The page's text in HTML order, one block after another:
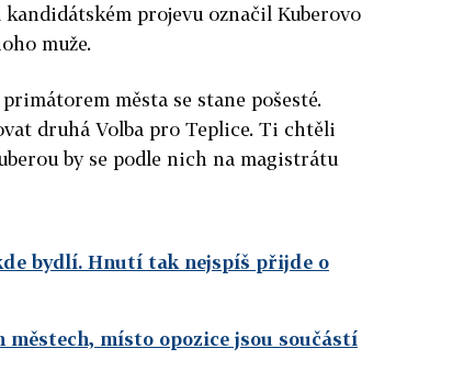
projevu označil Kuberovo
muže.
města se stane pošesté.
druhá Volba pro Teplice. Ti chtěli
by se podle nich na magistrátu
bydlí. Hnutí tak nejspíš přijde o
městech, místo opozice jsou součástí